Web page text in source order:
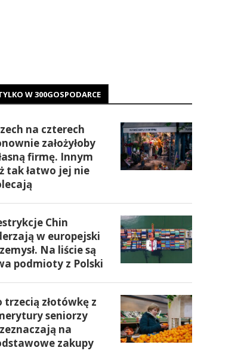
W 300GOSPODARCE
na czterech
założyłoby
firmę. Innym
tak łatwo jej nie
Chin
w europejski
Na liście są
podmioty z Polski
trzecią złotówkę z
seniorzy
na
zakupy